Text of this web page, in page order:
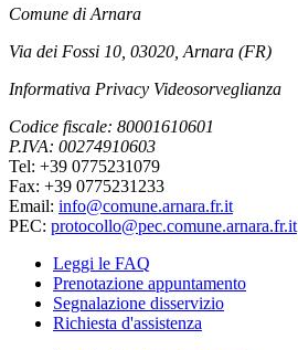
Comune di Arnara
Via dei Fossi 10, 03020, Arnara (FR)
Informativa Privacy Videosorveglianza
Codice fiscale: 80001610601
P.IVA: 00274910603
Tel: +39 0775231079
Fax: +39 0775231233
Email: info@comune.arnara.fr.it
PEC: protocollo@pec.comune.arnara.fr.it
Leggi le FAQ
Prenotazione appuntamento
Segnalazione disservizio
Richiesta d'assistenza